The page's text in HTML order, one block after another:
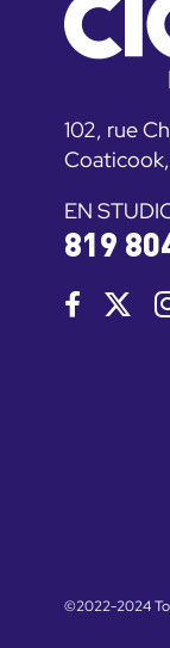
102, rue
EN
819
©2022-2024